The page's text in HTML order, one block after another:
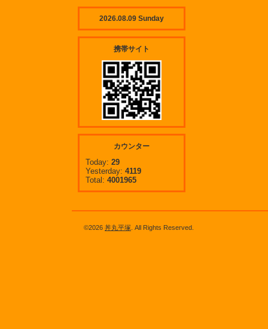
2026.08.09 Sunday
携帯サイト
カウンター
Today: 29
Yesterday: 4119
Total: 4001965
©2026 丼丸平塚 . All Rights Reserved.